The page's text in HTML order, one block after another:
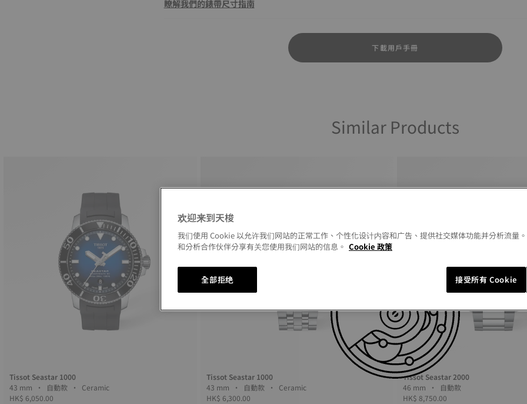
瞭解我們的錶帶尺寸指南
下載用戶手冊
Similar Products
Tissot Seastar 1000
43 mm • 自動款 • Ceramic
HK$ 6,050.00
Tissot Seastar 1000
43 mm • 自動款 • Ceramic
HK$ 6,300.00
Tissot Seastar 2000
46 mm • 自動款
HK$ 8,750.00
欢迎来到天梭
我们使用 Cookie 以允许我们网站的正常工作、个性化设计内容和广告、提供社交媒体功能并分析流量
和分析合作伙伴分享有关您使用我们网站的信息。 Cookie 政策
全部拒绝 接受所有 Cookie